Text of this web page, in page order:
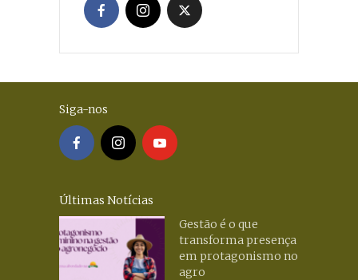
Siga-nos
Últimas Notícias
Gestão é o que
transforma presença
em protagonismo no
agro